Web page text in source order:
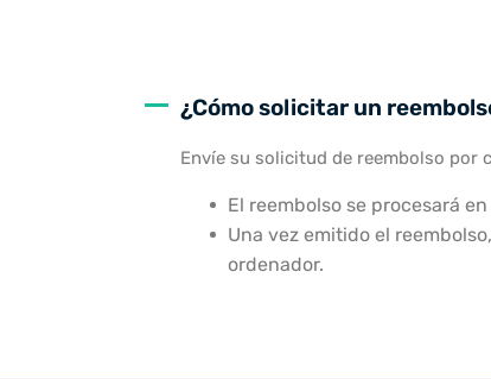
¿Cómo solicitar un
Envíe su solicitud de reembolso por
El reembolso se procesará
Una vez emitido el
ordenador.